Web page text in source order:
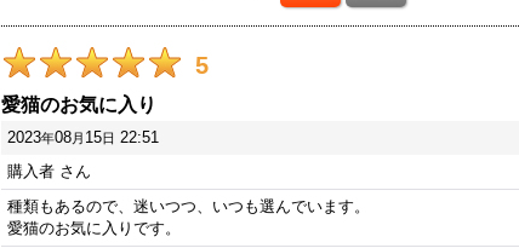
5
愛猫のお気に入り
2023年08月 15日 22:51
購入者 さん
種類もあるので、迷いつつ、いつも選んでいます。
愛猫のお気に入りです。